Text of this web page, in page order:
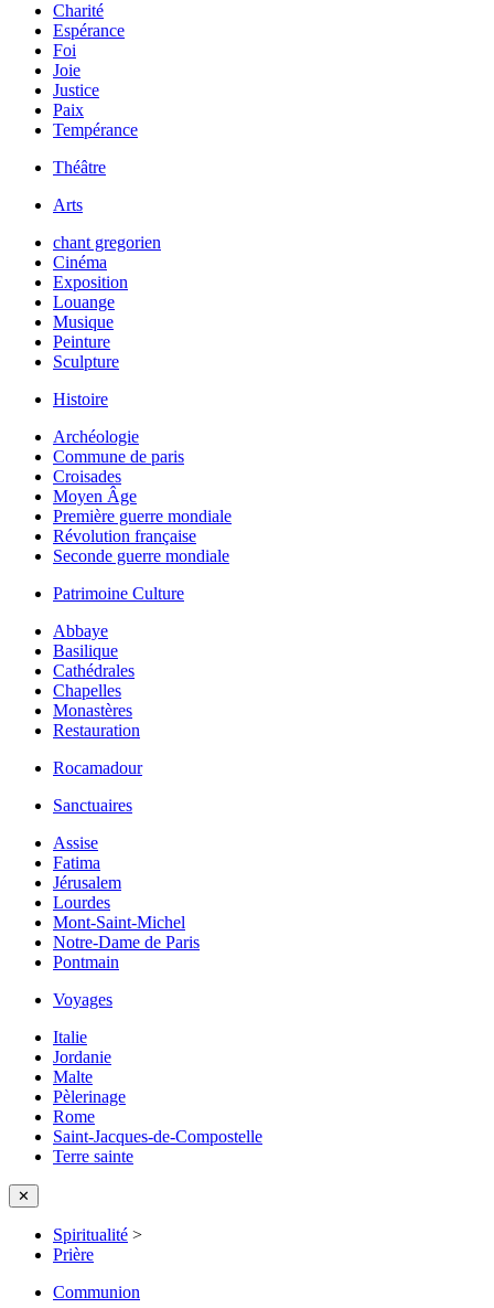
Charité
Espérance
Foi
Joie
Justice
Paix
Tempérance
Théâtre
Arts
chant gregorien
Cinéma
Exposition
Louange
Musique
Peinture
Sculpture
Histoire
Archéologie
Commune de paris
Croisades
Moyen Âge
Première guerre mondiale
Révolution française
Seconde guerre mondiale
Patrimoine Culture
Abbaye
Basilique
Cathédrales
Chapelles
Monastères
Restauration
Rocamadour
Sanctuaires
Assise
Fatima
Jérusalem
Lourdes
Mont-Saint-Michel
Notre-Dame de Paris
Pontmain
Voyages
Italie
Jordanie
Malte
Pèlerinage
Rome
Saint-Jacques-de-Compostelle
Terre sainte
✕
Spiritualité >
Prière
Communion